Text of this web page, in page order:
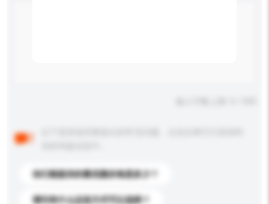
你们能提供的最优惠价格是多少？
请问有什么运送方式可以选择？